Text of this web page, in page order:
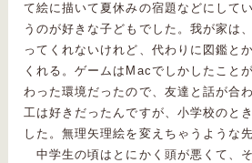
て絵に描いて夏休みの宿題などにして
うのが好きな子どもでした。我が家は
ってくれないけれど、代わりに図鑑と
くれる。ゲームはMacでしかしたこと
わった環境だったので、友達と話が合
工は好きだったんですが、小学校のと
した。無理矢理絵を変えちゃうような
中学生の頃はとにかく頭が悪くて、